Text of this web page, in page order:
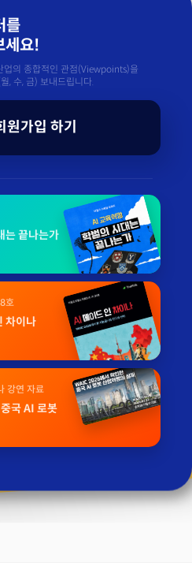
를
세요!
업의 종합적인 관점(Viewpoints)을
, 수, 금) 보내드립니다.
원가입 하기
는 끝나는가
호
차이나
강연 자료
국 AI 로봇